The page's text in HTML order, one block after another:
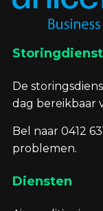
Storingdienst
De
dag bereikbaar
Bel naar 0412
problemen.
Diensten